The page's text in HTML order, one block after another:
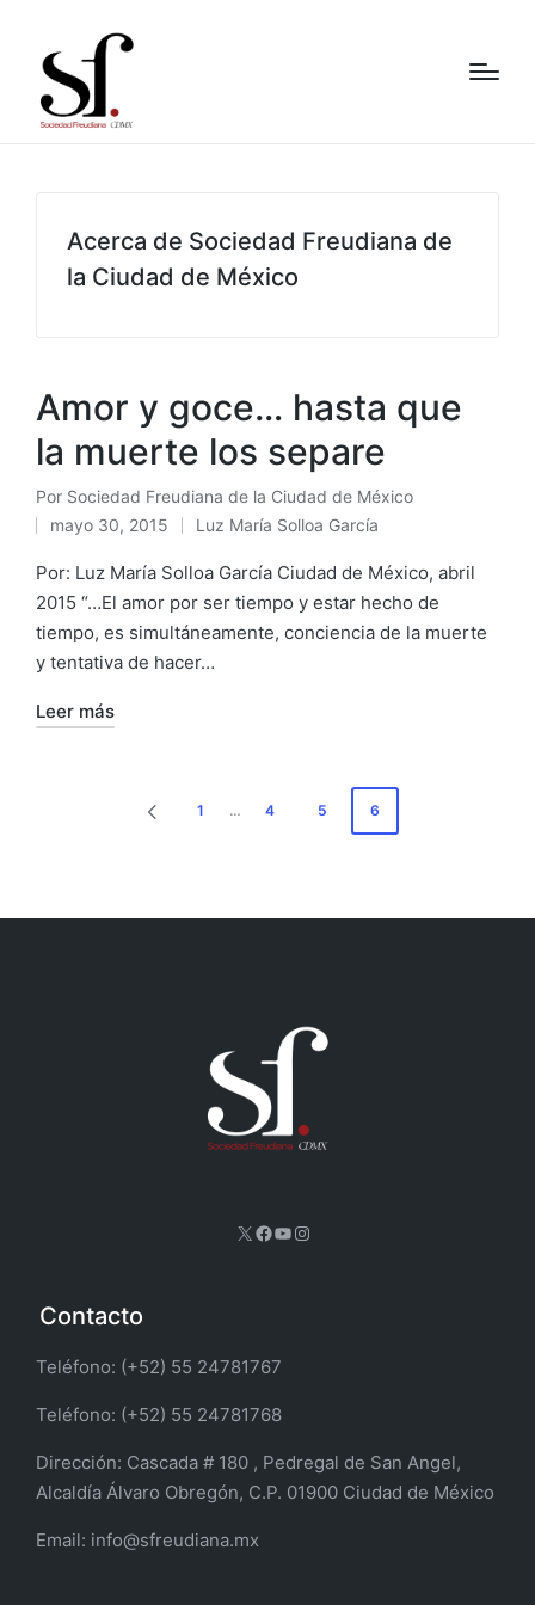
Acerca de Sociedad Freudiana de
la Ciudad de México
Amor y goce… hasta que
la muerte los separe
Publicado
por
Por Sociedad Freudiana de la Ciudad de México
mayo 30, 2015
Publicado
en
Luz María Solloa García
Por: Luz María Solloa García Ciudad de México, abril
2015 “…El amor por ser tiempo y estar hecho de
tiempo, es simultáneamente, conciencia de la muerte
y tentativa de hacer…
Leer más
Paginación
PÁGINA
1 … 4 5 6
X Facebook
YouTube
Instagram
Contacto
Teléfono: (+52) 55 24781767
Teléfono: (+52) 55 24781768
Dirección: Cascada # 180 , Pedregal de San Angel,
Alcaldía Álvaro Obregón, C.P. 01900 Ciudad de México
Email: info@sfreudiana.mx